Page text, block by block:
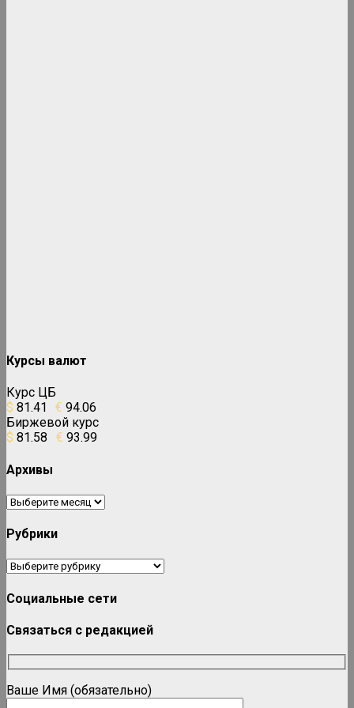
Курсы валют
Курс ЦБ
$ 81.41 € 94.06
Биржевой курс
$ 81.58 € 93.99
Архивы
Архивы
Рубрики
Рубрики
Социальные сети
Связаться с редакцией
Ваше Имя (обязательно)